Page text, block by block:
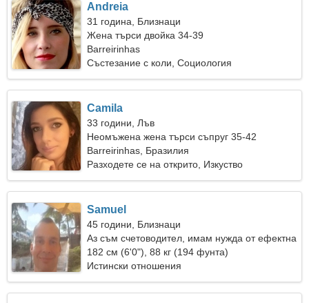
Andreia
31 година, Близнаци
Жена търси двойка 34-39
Barreirinhas
Състезание с коли, Социология
Camila
33 години, Лъв
Неомъжена жена търси съпруг 35-42
Barreirinhas, Бразилия
Разходете се на открито, Изкуство
Samuel
45 години, Близнаци
Аз съм счетоводител, имам нужда от ефектна
жена
182 см (6'0"), 88 кг (194 фунта)
Истински отношения